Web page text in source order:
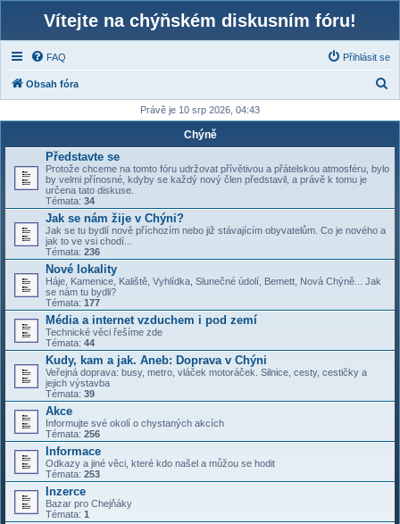
Vítejte na chýňském diskusním fóru!
FAQ Přihlásit se
Obsah fóra
d
Právě je 10 srp 2026, 04:43
Chýně
Představte se
Protože chceme na tomto fóru udržovat přívětivou a přátelskou atmosféru, bylo
by velmi přínosné, kdyby se každý nový člen představil, a právě k tomu je
určena tato diskuse.
Témata: 34
Jak se nám žije v Chýni?
Jak se tu bydlí nově příchozím nebo již stávajícím obyvatelům. Co je nového a
jak to ve vsi chodí...
Témata: 236
Nové lokality
Háje, Kamenice, Kaliště, Vyhlídka, Slunečné údolí, Bemett, Nová Chýně... Jak
se nám tu bydli?
Témata: 177
Média a internet vzduchem i pod zemí
Technické věci řešíme zde
Témata: 44
Kudy, kam a jak. Aneb: Doprava v Chýni
Veřejná doprava: busy, metro, vláček motoráček. Silnice, cesty, cestičky a
jejich výstavba
Témata: 39
Akce
Informujte své okolí o chystaných akcích
Témata: 256
Informace
Odkazy a jiné věci, které kdo našel a můžou se hodit
Témata: 253
Inzerce
Bazar pro Chejňáky
Témata: 1